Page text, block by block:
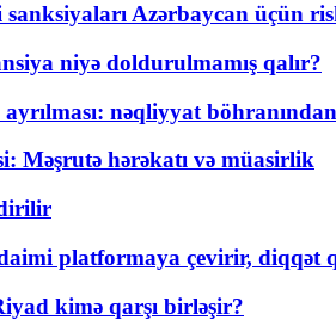
sanksiyaları Azərbaycan üçün
niyə doldurulmamış qalır?
nəqliyyat
Məşrutə hərəkatı və müasirlik
platformaya çevirir, diqqət
kimə qarşı birləşir?